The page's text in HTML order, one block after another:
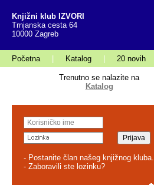
Knjižni klub IZVORI
Trnjanska cesta 64
10000 Zagreb
Početna Katalog 20 novih
Trenutno se nalazite na
Katalog
- Postanite član našeg knjižnog kluba.
- Zaboravili ste lozinku?